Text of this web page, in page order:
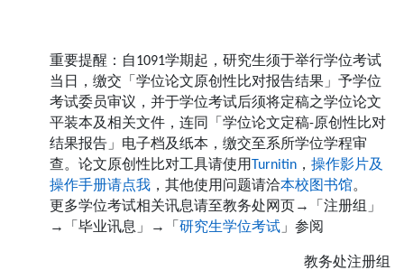
重要提醒：自1091学期起，研究生须于举行学位考试
当日，缴交「学位论文原创性比对报告结果」予学位
考试委员审议，并于学位考试后须将定稿之学位论文
平装本及相关文件，连同「学位论文定稿-原创性比对
结果报告」电子档及纸本，缴交至系所学位学程审
查。论文原创性比对工具请使用 Turnitin ， 操作影片及
操作手册请点我 ，其他使用问题请洽本校图书馆。
更多学位考试相关讯息请至教务处网页→
「注册组」
→
「毕业讯息」 → 「 研究生学位考试 」参阅
教务处注册组